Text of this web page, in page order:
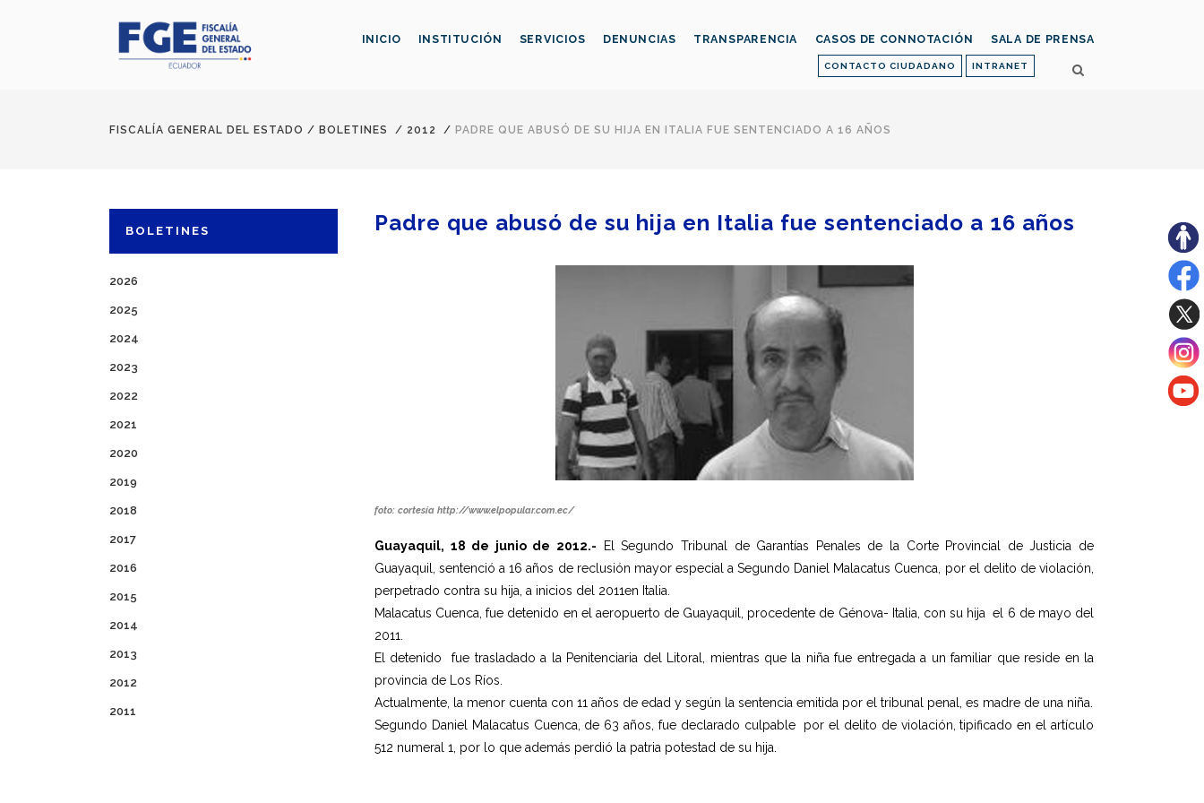
CONTACTO CIUDADANO INTRANET
INICIO INSTITUCIÓN SERVICIOS DENUNCIAS TRANSPARENCIA CASOS DE CONNOTACIÓN SALA DE PRENSA
FISCALÍA GENERAL DEL ESTADO / BOLETINES / 2012 / PADRE QUE ABUSÓ DE SU HIJA EN ITALIA FUE SENTENCIADO A 16 AÑOS
BOLETINES
2026
2025
2024
2023
2022
2021
2020
2019
2018
2017
2016
2015
2014
2013
2012
2011
Padre que abusó de su hija en Italia fue sentenciado a 16 años
foto: cortesía http://www.elpopular.com.ec/
Guayaquil, 18 de junio de 2012.- El Segundo Tribunal de Garantías Penales de la Corte Provincial de Justicia de
Guayaquil, sentenció a 16 años de reclusión mayor especial a Segundo Daniel Malacatus Cuenca, por el delito de violación,
perpetrado contra su hija, a inicios del 2011en Italia.
Malacatus Cuenca, fue detenido en el aeropuerto de Guayaquil, procedente de Génova- Italia, con su hija el 6 de mayo del
2011.
El detenido fue trasladado a la Penitenciaria del Litoral, mientras que la niña fue entregada a un familiar que reside en la
provincia de Los Ríos.
Actualmente, la menor cuenta con 11 años de edad y según la sentencia emitida por el tribunal penal, es madre de una niña.
Segundo Daniel Malacatus Cuenca, de 63 años, fue declarado culpable por el delito de violación, tipificado en el artículo
512 numeral 1, por lo que además perdió la patria potestad de su hija.